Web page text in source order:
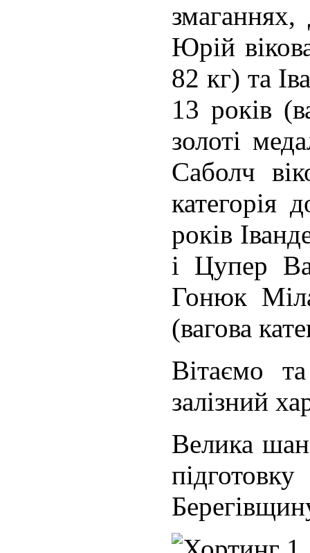
змаганнях,
Юрій
82 кг) та
13 років
золоті
Саболч
категорія
років
і Цупер
Гонюк
(вагова
Вітаємо
залізний
Велика